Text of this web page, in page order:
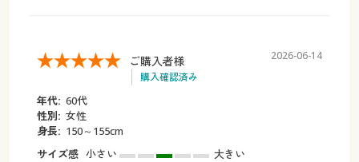
ご購入者様
購入確認済み
2026-06-14
年代: 60代
性別: 女性
身長: 150～155cm
サイズ感 小さい
大きい